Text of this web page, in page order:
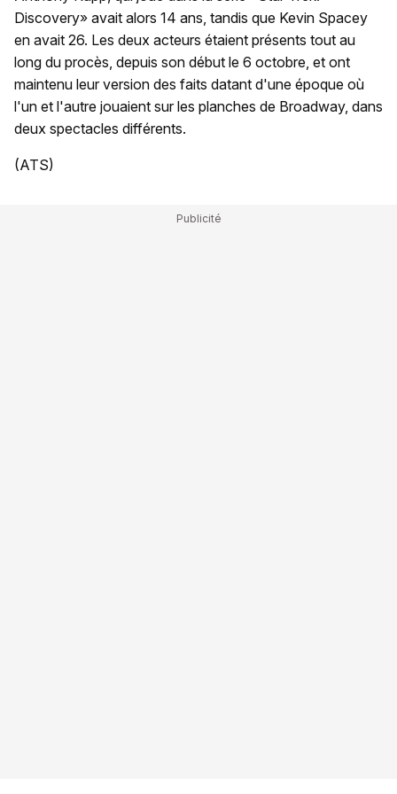
Discovery» avait alors 14 ans, tandis que Kevin Spacey
en avait 26. Les deux acteurs étaient présents tout au
long du procès, depuis son début le 6 octobre, et ont
maintenu leur version des faits datant d'une époque où
l'un et l'autre jouaient sur les planches de Broadway, dans
deux spectacles différents.
(ATS)